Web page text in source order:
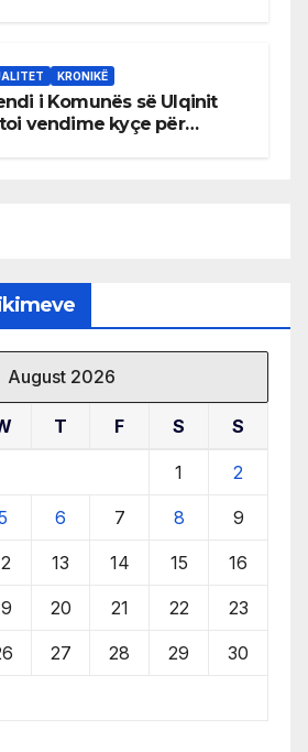
KRONIKË
i Komunës së Ulqinit
vendime kyçe për
August 2026
T F S S
1 2
6 7 8 9
13 14 15 16
20 21 22 23
27 28 29 30